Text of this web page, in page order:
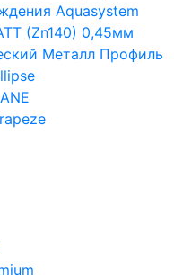
Aquasystem
(Zn140) 0,45мм
Металл Профиль